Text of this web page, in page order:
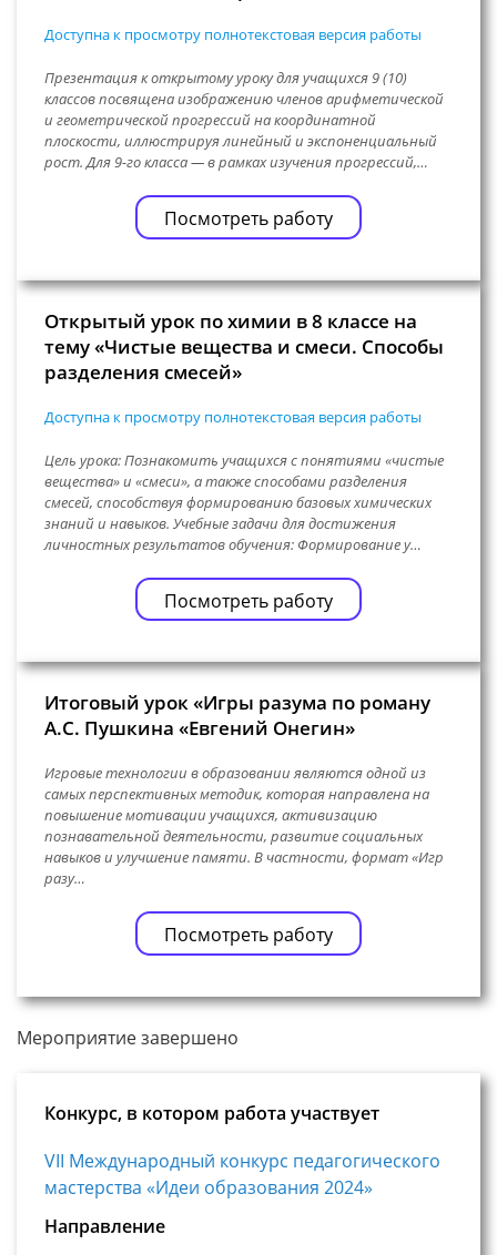
Доступна к просмотру полнотекстовая версия работы
Презентация к открытому уроку для учащихся 9 (10)
классов посвящена изображению членов арифметической
и геометрической прогрессий на координатной
плоскости, иллюстрируя линейный и экспоненциальный
рост. Для 9-го класса — в рамках изучения прогрессий,…
Посмотреть работу
Открытый урок по химии в 8 классе на
тему «Чистые вещества и смеси. Способы
разделения смесей»
Доступна к просмотру полнотекстовая версия работы
Цель урока: Познакомить учащихся с понятиями «чистые
вещества» и «смеси», а также способами разделения
смесей, способствуя формированию базовых химических
знаний и навыков. Учебные задачи для достижения
личностных результатов обучения: Формирование у…
Посмотреть работу
Итоговый урок «Игры разума по роману
А.С. Пушкина «Евгений Онегин»
Игровые технологии в образовании являются одной из
самых перспективных методик, которая направлена на
повышение мотивации учащихся, активизацию
познавательной деятельности, развитие социальных
навыков и улучшение памяти. В частности, формат «Игр
разу…
Посмотреть работу
Мероприятие завершено
Конкурс, в котором работа участвует
VII Международный конкурс педагогического
мастерства «Идеи образования 2024»
Направление